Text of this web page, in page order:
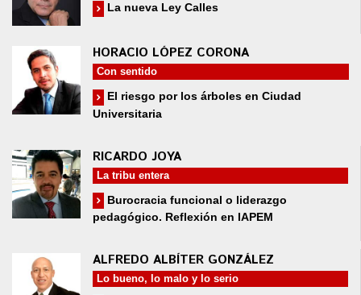
La nueva Ley Calles
HORACIO LÓPEZ CORONA
Con sentido
El riesgo por los árboles en Ciudad
Universitaria
RICARDO JOYA
La tribu entera
Burocracia funcional o liderazgo
pedagógico. Reflexión en IAPEM
ALFREDO ALBÍTER GONZÁLEZ
Lo bueno, lo malo y lo serio